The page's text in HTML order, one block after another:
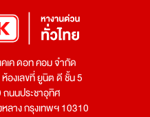
เค ดอท คอม จำกัด
องเลขที่ ยูนิต ดี ชั้น 5
นนประชาอุทิศ
หลาง กรุงเทพฯ 10310